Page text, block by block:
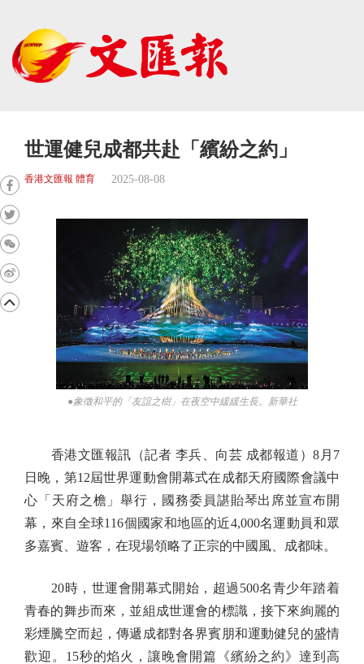
世運健兒成都共赴「繽紛之約」
香港文匯報 體育 2025-08-08
●象徵和平的「友誼之樹」在夜空中緩緩生長。新華社
香港文匯報訊（記者 李兵、向芸 成都報道）8月7
日晚，第12屆世界運動會開幕式在成都天府國際會議中
心「天府之檐」舉行，國務委員諶貽琴出席並宣布開
幕，來自全球116個國家和地區的近4,000名運動員和眾
多嘉賓、遊客，在現場領略了正宗的中國風、成都味。
20時，世運會開幕式開始，超過500名青少年踏着
青春的舞步而來，並組成世運會的標識，接下來絢麗的
彩煙騰空而起，傳遞成都對各界賓朋和運動健兒的盛情
歡迎。15秒的焰火，讓晚會開篇《繽紛之約》達到高